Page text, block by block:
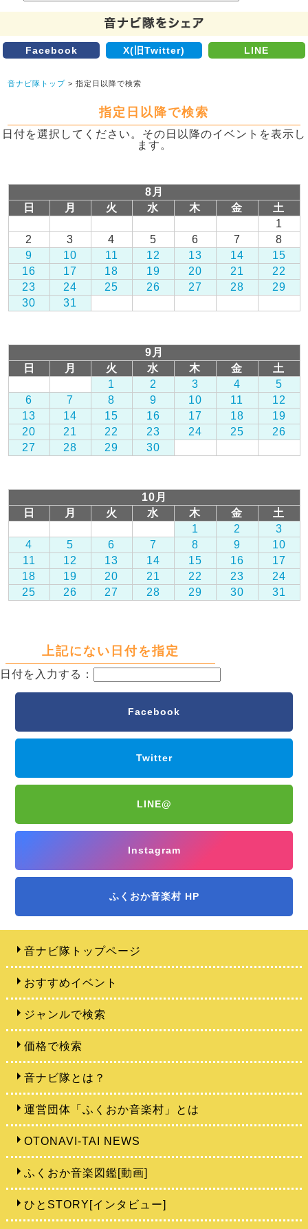
Facebook X(旧Twitter) LINE
音ナビ隊トップ > 指定日以降で検索
指定日以降で検索
日付を選択してください。その日以降のイベントを表示し
ます。
8月
日
月 火 水 木 金
土
1
2
3 4 5 6 7
8
9
10 11 12 13 14
15
16
17 18 19 20 21
22
23
24 25 26 27 28
29
30
31
9月
日
月 火 水 木 金
土
1
2 3 4
5
6
7 8 9 10 11
12
13
14 15 16 17 18
19
20
21 22 23 24 25
26
27
28 29 30
10月
日
月 火 水 木 金
土
1
2
3
4
5 6 7 8 9
10
11
12 13 14 15 16
17
18
19 20 21 22 23
24
25
26 27 28 29 30 31
上記にない日付を指定
日付を入力する：
Facebook
Twitter
LINE@
Instagram
ふくおか音楽村 HP
音ナビ隊トップページ
おすすめイベント
ジャンルで検索
価格で検索
音ナビ隊とは？
運営団体「ふくおか音楽村」とは
OTONAVI-TAI NEWS
ふくおか音楽図鑑[動画]
ひとSTORY[インタビュー]